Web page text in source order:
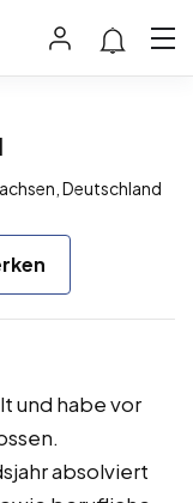
Deutschland
und habe vor
absolviert